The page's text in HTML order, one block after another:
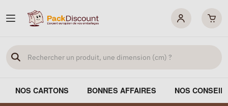
NOS CARTONS BONNES AFFAIRES NOS